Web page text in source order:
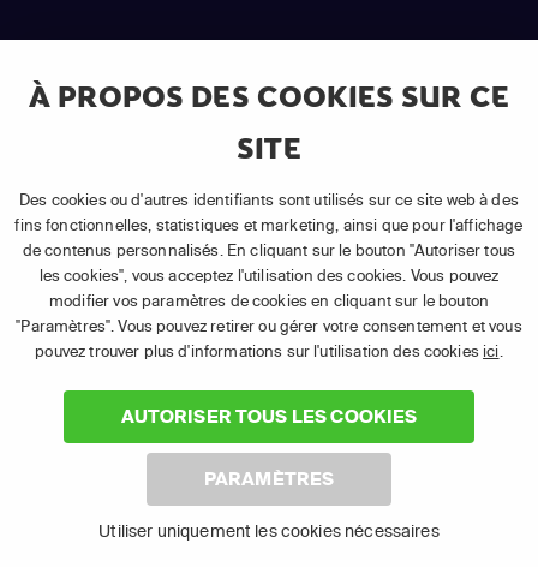
À PROPOS DES COOKIES SUR CE
SITE
Des cookies ou d'autres identifiants sont utilisés sur ce site web à des
fins fonctionnelles, statistiques et marketing, ainsi que pour l'affichage
de contenus personnalisés. En cliquant sur le bouton "Autoriser tous
les cookies", vous acceptez l'utilisation des cookies. Vous pouvez
modifier vos paramètres de cookies en cliquant sur le bouton
"Paramètres". Vous pouvez retirer ou gérer votre consentement et vous
pouvez trouver plus d'informations sur l'utilisation des cookies ici
AUTORISER TOUS LES COOKIES
PARAMÈTRES
Utiliser uniquement les cookies nécessaires
Smartphone et
tablette
PC et ordinateur
portable
Chromecast Apple TV